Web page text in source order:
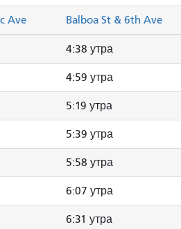
Ave Balboa St & 6th Ave
4:38 утра
4:59 утра
5:19 утра
5:39 утра
5:58 утра
6:07 утра
6:31 утра